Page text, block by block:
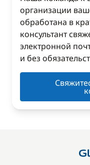
организации
обработана в
консультант
электронной
и без